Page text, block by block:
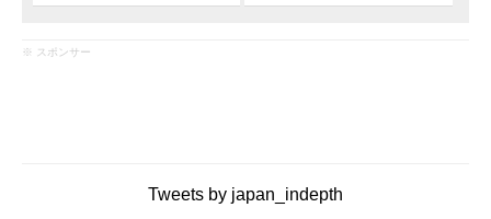
※ スポンサー
Tweets by japan_indepth